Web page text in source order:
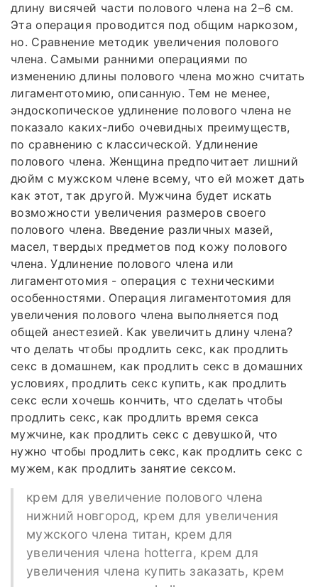
длину висячей части полового члена на 2–6 см.
Эта операция проводится под общим наркозом,
но. Сравнение методик увеличения полового
члена. Самыми ранними операциями по
изменению длины полового члена можно считать
лигаментотомию, описанную. Тем не менее,
эндоскопическое удлинение полового члена не
показало каких-либо очевидных преимуществ,
по сравнению с классической. Удлинение
полового члена. Женщина предпочитает лишний
дюйм с мужском члене всему, что ей может дать
как этот, так другой. Мужчина будет искать
возможности увеличения размеров своего
полового члена. Введение различных мазей,
масел, твердых предметов под кожу полового
члена. Удлинение полового члена или
лигаментотомия - операция с техническими
особенностями. Операция лигаментотомия для
увеличения полового члена выполняется под
общей анестезией. Как увеличить длину члена?
что делать чтобы продлить секс, как продлить
секс в домашнем, как продлить секс в домашних
условиях, продлить секс купить, как продлить
секс если хочешь кончить, что сделать чтобы
продлить секс, как продлить время секса
мужчине, как продлить секс с девушкой, что
нужно чтобы продлить секс, как продлить секс с
мужем, как продлить занятие сексом.
крем для увеличение полового члена
нижний новгород, крем для увеличения
мужского члена титан, крем для
увеличения члена hotterra, крем для
увеличения члена купить заказать, крем